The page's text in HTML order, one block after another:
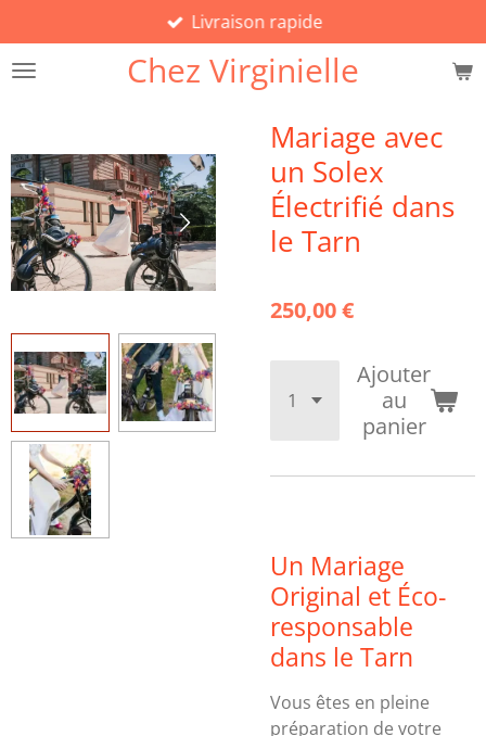
au
contenu
Chez Virginielle
Livraison rapide
Mariage avec
un Solex
Électrifié dans
le Tarn
250,00 €
Ajouter
au
panier
Un Mariage
Original et Éco-
responsable
dans le Tarn
Vous êtes en pleine
préparation de votre